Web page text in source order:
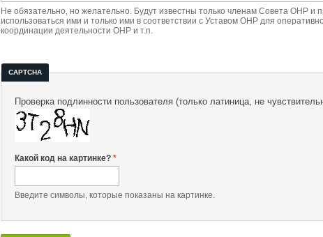
Не обязательно, но желательно. Будут известны только членам Совета ОНР и
использоваться ими и только ими в соответствии с Уставом ОНР для
координации деятельности ОНР и т.п.
CAPTCHA
Проверка подлинности пользователя (только латиница, не
Какой код на картинке? *
Введите символы, которые показаны на картинке.